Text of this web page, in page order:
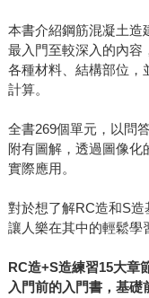
本書介紹鋼筋混凝土造
最入門至較深入的內容
各種材料、結構部位，
計算。
全書269個單元，以問
附有圖解，透過圖像化
實際應用。
對於想了解RC造和S
讓人樂在其中的輕鬆學
RC造+S造練習15大
入門前的入門書，基礎